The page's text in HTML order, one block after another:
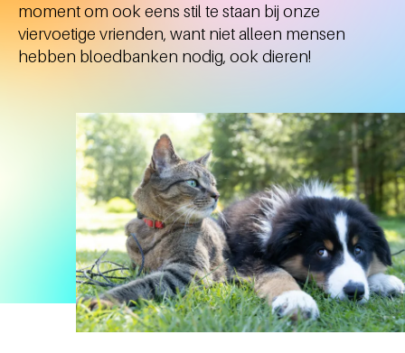
moment om ook eens stil te staan bij onze
viervoetige vrienden, want niet alleen mensen
hebben bloedbanken nodig, ook dieren!